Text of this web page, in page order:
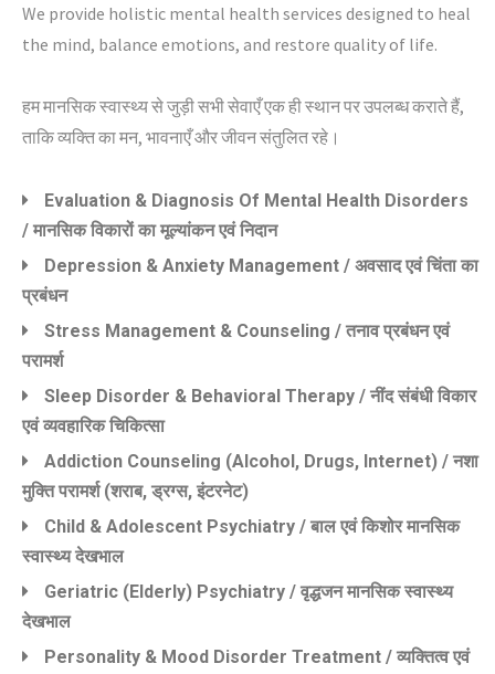
We provide holistic mental health services designed to heal
the mind, balance emotions, and restore quality of life.
हम मानसिक स्वास्थ्य से जुड़ी सभी सेवाएँ एक ही स्थान पर उपलब्ध कराते हैं,
ताकि व्यक्ति का मन, भावनाएँ और जीवन संतुलित रहे।
Evaluation & Diagnosis Of Mental Health Disorders
/ मानसिक विकारों का मूल्यांकन एवं निदान
Depression & Anxiety Management / अवसाद एवं चिंता का
प्रबंधन
Stress Management & Counseling / तनाव प्रबंधन एवं
परामर्श
Sleep Disorder & Behavioral Therapy / नींद संबंधी विकार
एवं व्यवहारिक चिकित्सा
Addiction Counseling (alcohol, Drugs, Internet) / नशा
मुक्ति परामर्श (शराब, ड्रग्स, इंटरनेट)
Child & Adolescent Psychiatry / बाल एवं किशोर मानसिक
स्वास्थ्य देखभाल
Geriatric (elderly) Psychiatry / वृद्धजन मानसिक स्वास्थ्य
देखभाल
Personality & Mood Disorder Treatment / व्यक्तित्व एवं